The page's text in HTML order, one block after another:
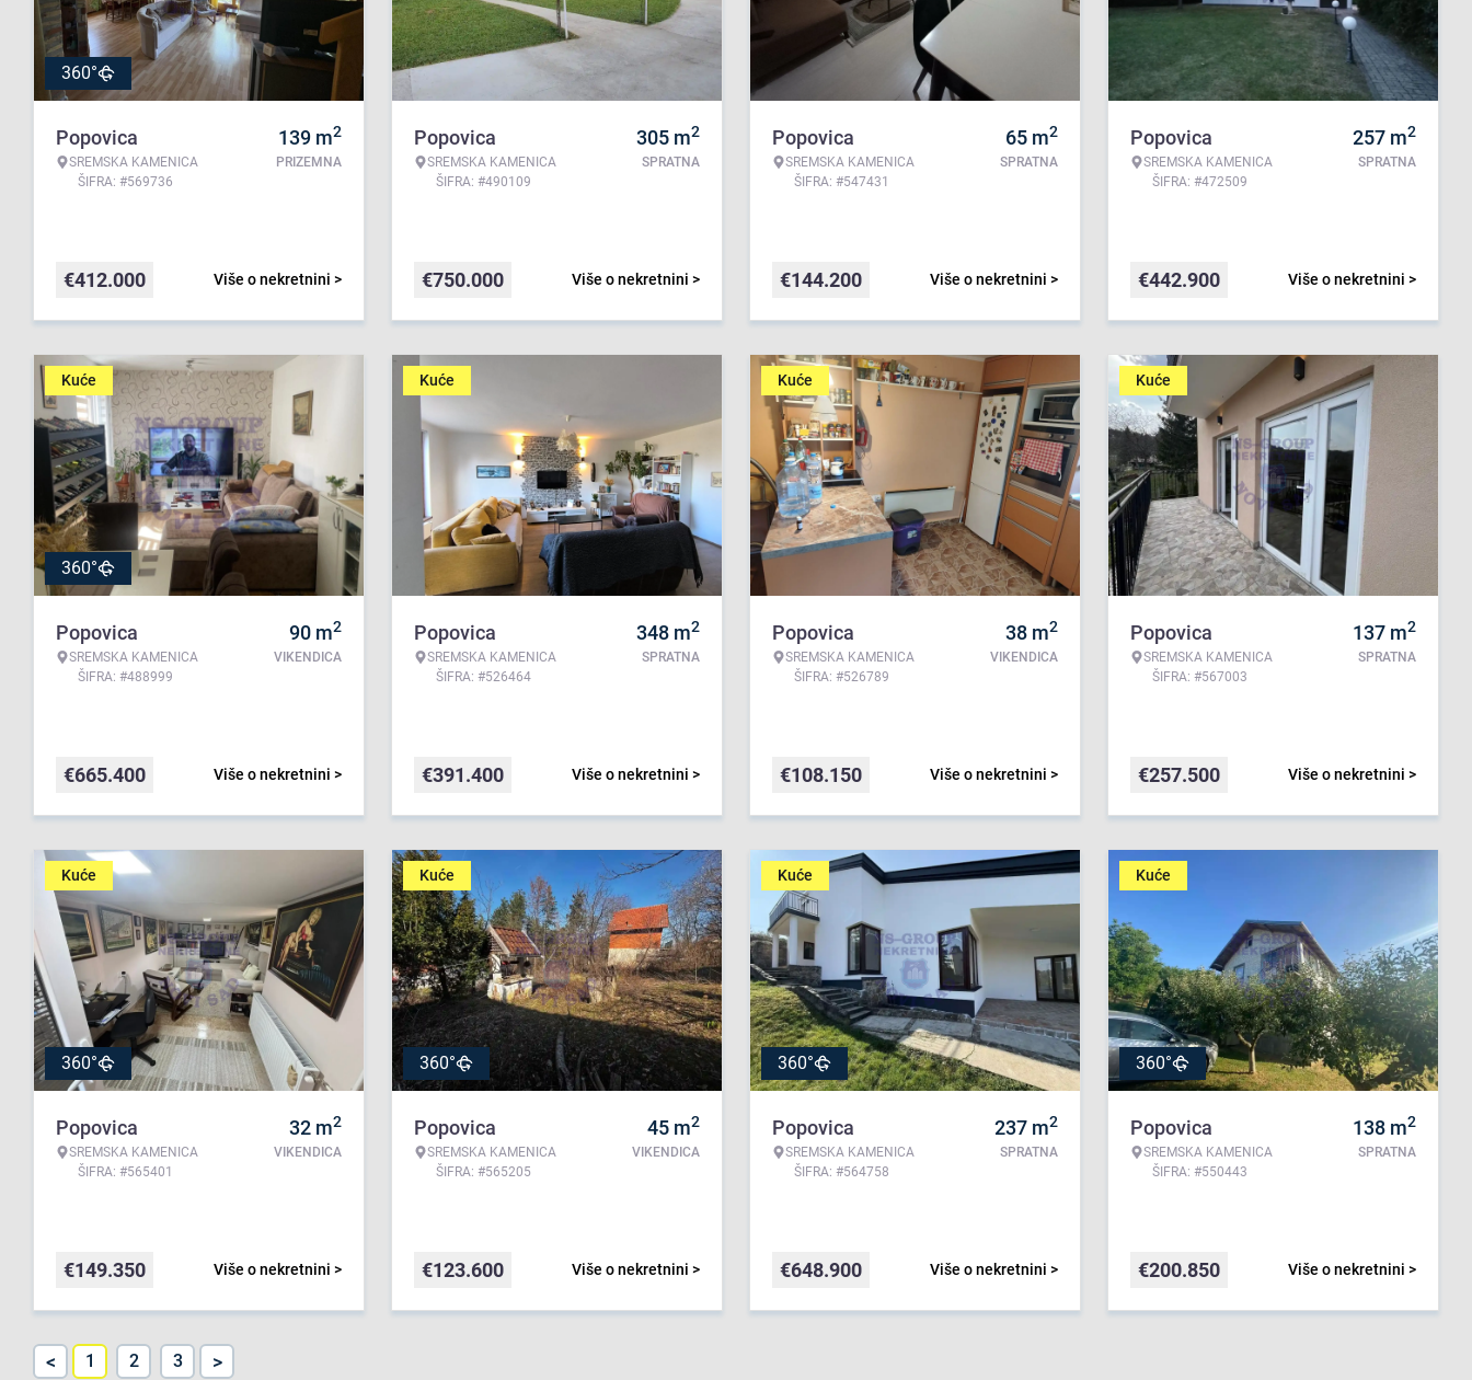
360°
Popovica
SREMSKA KAMENICA
ŠIFRA: #569736
139 m2
PRIZEMNA
Više o nekretnini >
€412.000
Popovica
SREMSKA KAMENICA
ŠIFRA: #490109
305 m2
SPRATNA
Više o nekretnini >
€750.000
Popovica
SREMSKA KAMENICA
ŠIFRA: #547431
65 m2
SPRATNA
Više o nekretnini >
€144.200
Popovica
SREMSKA KAMENICA
ŠIFRA: #472509
257 m2
SPRATNA
Više o nekretnini >
€442.900
Kuće
360°
Popovica
SREMSKA KAMENICA
ŠIFRA: #488999
90 m2
VIKENDICA
Više o nekretnini >
€665.400
Kuće
Popovica
SREMSKA KAMENICA
ŠIFRA: #526464
348 m2
SPRATNA
Više o nekretnini >
€391.400
Kuće
Popovica
SREMSKA KAMENICA
ŠIFRA: #526789
38 m2
VIKENDICA
Više o nekretnini >
€108.150
Kuće
Popovica
SREMSKA KAMENICA
ŠIFRA: #567003
137 m2
SPRATNA
Više o nekretnini >
€257.500
Kuće
360°
Popovica
SREMSKA KAMENICA
ŠIFRA: #565401
32 m2
VIKENDICA
Više o nekretnini >
€149.350
Kuće
360°
Popovica
SREMSKA KAMENICA
ŠIFRA: #565205
45 m2
VIKENDICA
Više o nekretnini >
€123.600
Kuće
360°
Popovica
SREMSKA KAMENICA
ŠIFRA: #564758
237 m2
SPRATNA
Više o nekretnini >
€648.900
Kuće
360°
Popovica
SREMSKA KAMENICA
ŠIFRA: #550443
138 m2
SPRATNA
Više o nekretnini >
€200.850
< 1 2 3 >